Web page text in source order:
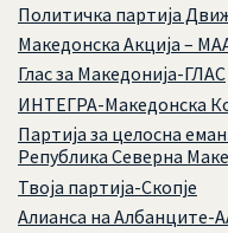
Политичка партија
Македонска Акција –
Глас за Македонија-ГЛАС
ИНТЕГРА-Македонска
Партија за целосна
Република Северна
Твоја партија-Скопје
Алианса на Албанците-